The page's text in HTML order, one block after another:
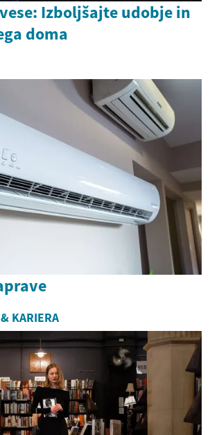
Izboljšajte udobje in
doma
KARIERA